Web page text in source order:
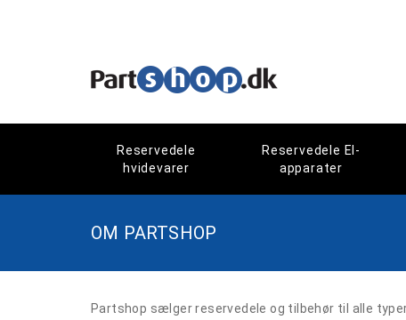
Reservedele
hvidevarer
Reservedele El-
apparater
OM PARTSHOP
Partshop sælger reservedele og tilbehør til alle